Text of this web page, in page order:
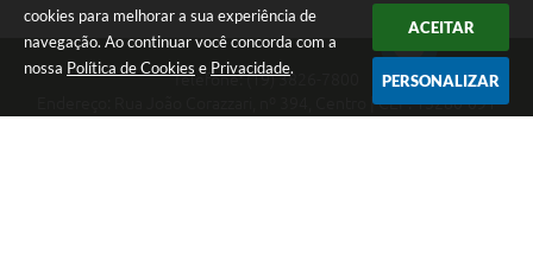
cookies para melhorar a sua experiência de
navegação. Ao continuar você concorda com a
nossa Política de Cookies e Privacidade.
ACEITAR
PERSONALIZAR
Telefone: (19) 3826-7800
Endereço: Rua João Corazzari, nº 394, Centro | CEP: 13280-091